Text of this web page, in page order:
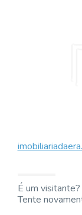
É um visitante?
Tente